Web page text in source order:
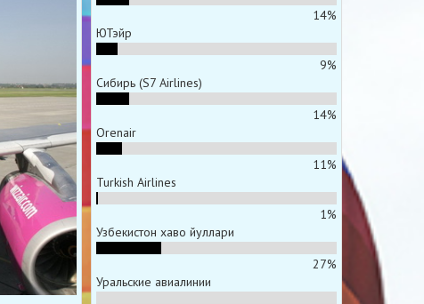
14%
ЮТэйр
9%
Сибирь (S7 Airlines)
14%
Orenair
11%
Turkish Airlines
1%
Узбекистон хаво йуллари
27%
Уральские авиалинии